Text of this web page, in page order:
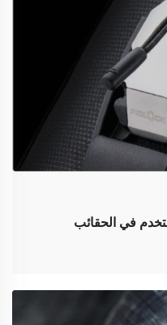
في الحقائب